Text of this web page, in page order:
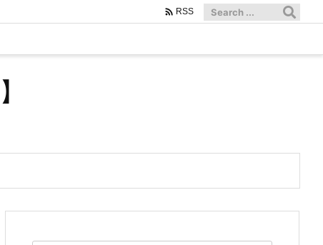
 RSS